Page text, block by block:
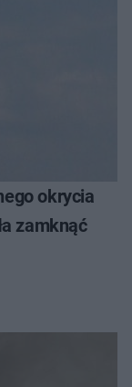
okrycia
zamknąć